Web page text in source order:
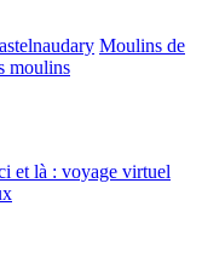
Moulins de
moulins
et là : voyage virtuel